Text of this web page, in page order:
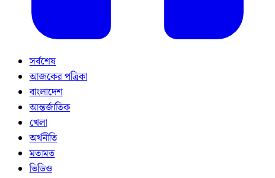
সর্বশেষ
আজকের পত্রিকা
বাংলাদেশ
আন্তর্জাতিক
খেলা
অর্থনীতি
মতামত
ভিডিও